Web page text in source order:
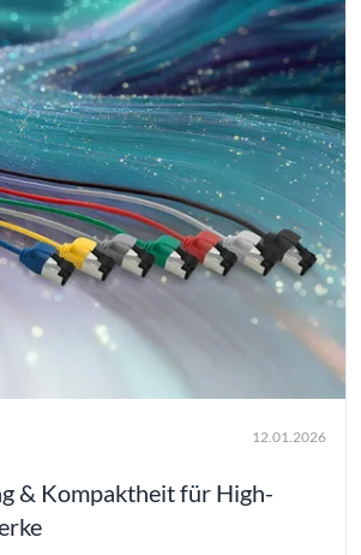
12.01.2026
& Kompaktheit für High-